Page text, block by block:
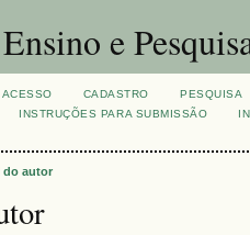
e
ACESSO CADASTRO
PESQUISA
INSTRUÇÕES PARA SUBMISSÃO
do autor